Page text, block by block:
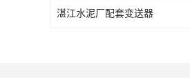
湛江水泥厂配套变送器